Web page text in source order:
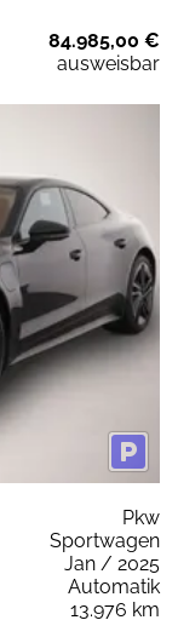
84.985,00 €
ausweisbar
Pkw
Sportwagen
Jan / 2025
Automatik
13.976 km